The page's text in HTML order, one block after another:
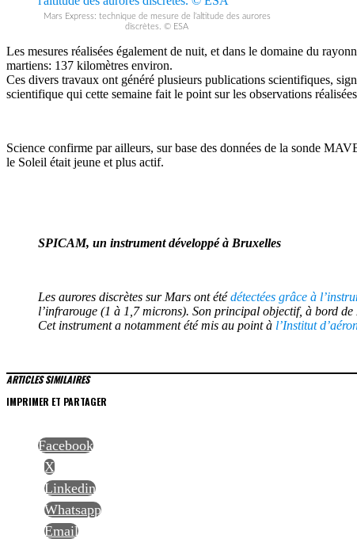
Mars Express: technique de mesure de l’altitude des aurores
discrètes. © ESA
Les mesures réalisées également de nuit, et dans le domaine du
martiens: 137 kilomètres environ.
Ces divers travaux ont généré plusieurs publications scientifiques,
scientifique qui cette semaine fait le point sur les observations
Science confirme par ailleurs, sur base des données de la sonde
le Soleil était jeune et plus actif.
SPICAM, un instrument développé à Bruxelles
Les aurores discrètes sur Mars ont étédétectées grâce à
l’infrarouge (1 à 1,7 microns). Son principal objectif, à bord
Cet instrument a notamment été mis au point à l’Institut
ARTICLES SIMILAIRES
IMPRIMER ET PARTAGER
Facebook
X
Linkedin
Whatsapp
Email